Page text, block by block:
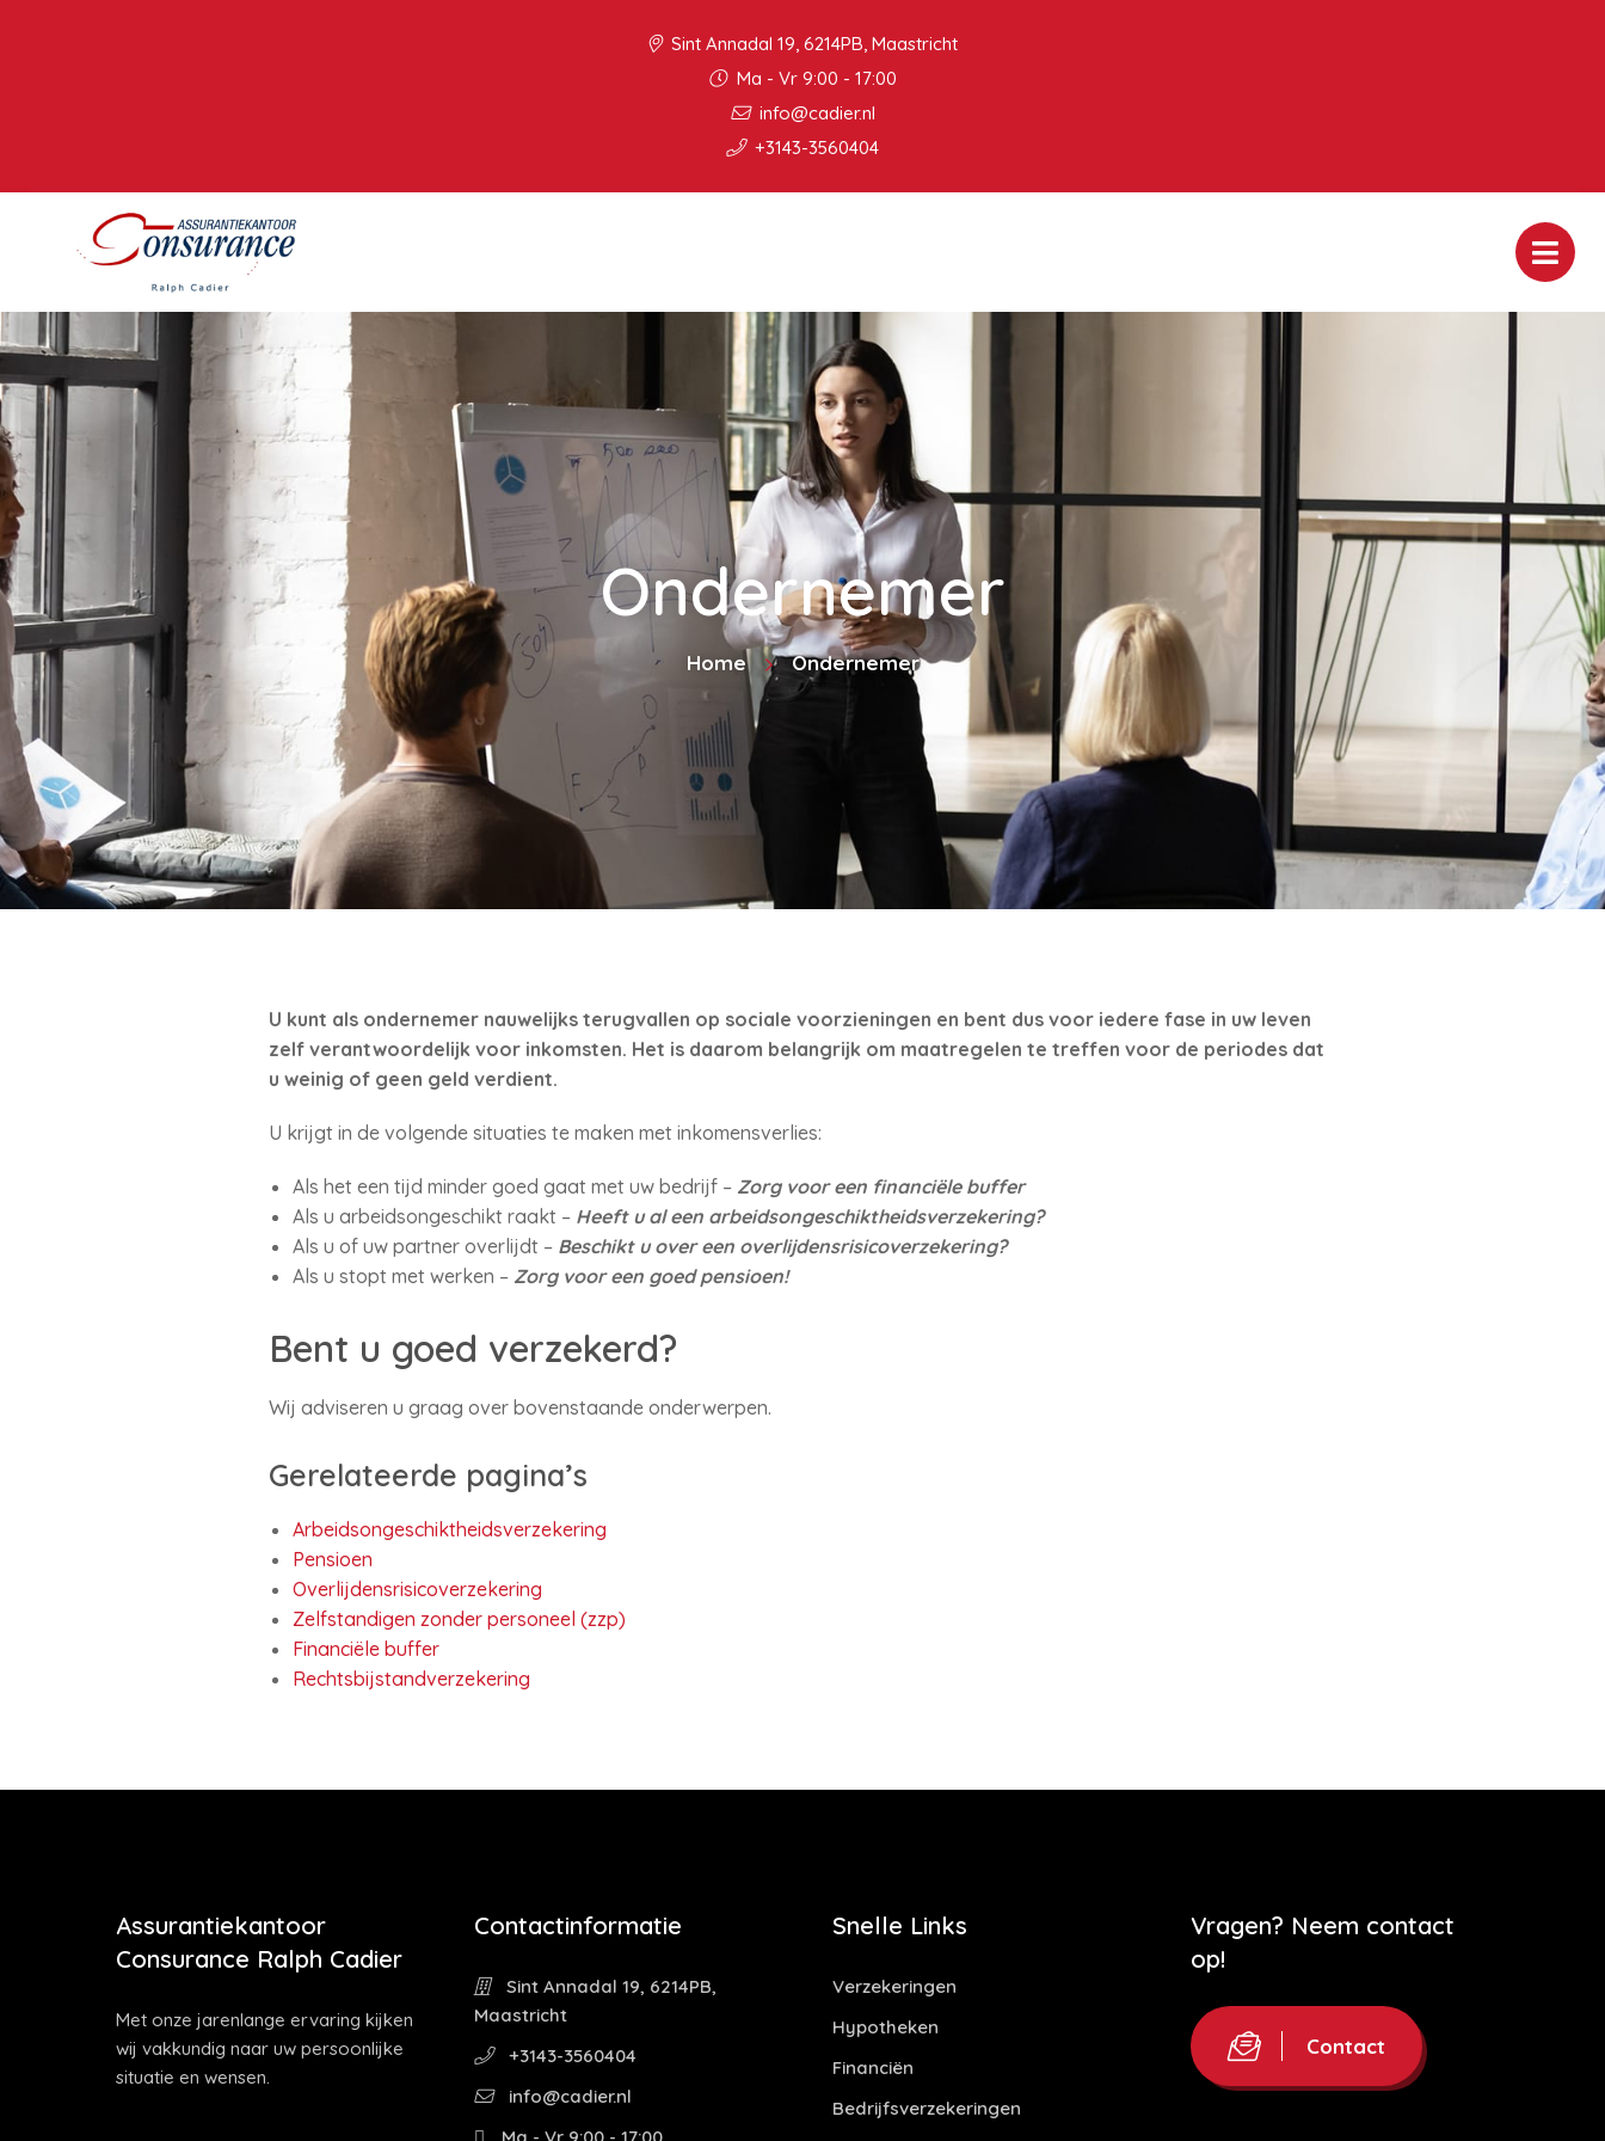
Sint Annadal 19, 6214PB, Maastricht
Ma - Vr 9:00 - 17:00
info@cadier.nl
+3143-3560404
Ondernemer
Home Ondernemer
U kunt als ondernemer nauwelijks terugvallen op sociale voorzieningen en bent dus voor iedere fase in uw leven
zelf verantwoordelijk voor inkomsten. Het is daarom belangrijk om maatregelen te treffen voor de periodes dat
u weinig of geen geld verdient.
U krijgt in de volgende situaties te maken met inkomensverlies:
Als het een tijd minder goed gaat met uw bedrijf – Zorg voor een financiële buffer
Als u arbeidsongeschikt raakt – Heeft u al een arbeidsongeschiktheidsverzekering?
Als u of uw partner overlijdt – Beschikt u over een overlijdensrisicoverzekering?
Als u stopt met werken – Zorg voor een goed pensioen!
Bent u goed verzekerd?
Wij adviseren u graag over bovenstaande onderwerpen.
Gerelateerde pagina’s
Arbeidsongeschiktheidsverzekering
Pensioen
Overlijdensrisicoverzekering
Zelfstandigen zonder personeel (zzp)
Financiële buffer
Rechtsbijstandverzekering
Assurantiekantoor
Consurance Ralph Cadier
Met onze jarenlange ervaring kijken
wij vakkundig naar uw persoonlijke
situatie en wensen.
Contactinformatie
Sint Annadal 19, 6214PB,
Maastricht
+3143-3560404
info@cadier.nl
Snelle Links
Verzekeringen
Hypotheken
Financiën
Bedrijfsverzekeringen
Vragen? Neem contact
op!
Contact